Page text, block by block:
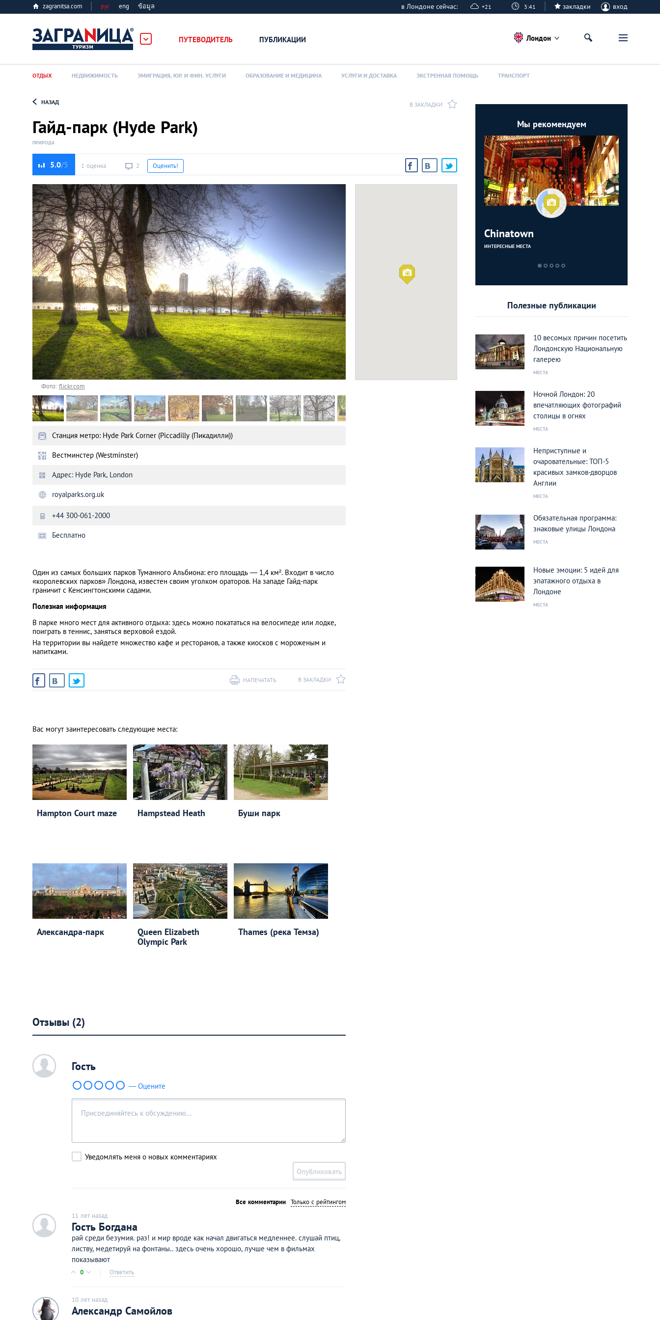
zagranitsa.com рус eng ข้อมูล в Лондоне сейчас: +21 3:41 закладки вход
ПУТЕВОДИТЕЛЬ ПУБЛИКАЦИИ
Алматы
Астана
Афины
Киев
Лондон
Лос-Анджелес
Москва
Паттайя
Пхукет
Loading...
Лондон
ОТДЫХ НЕДВИЖИМОСТЬ ЭМИГРАЦИЯ, ЮР. И ФИН. УСЛУГИ ОБРАЗОВАНИЕ И МЕДИЦИНА УСЛУГИ И ДОСТАВКА ЭКСТРЕННАЯ ПОМОЩЬ ТРАНСПОРТ
НАЗАД В ЗАКЛАДКИ
Гайд-парк (Hyde Park)
ПРИРОДА
5.0 1 оценка 2 Оценить!
Фото:flickr.com
Станция метро: Hyde Park Corner (Piccadilly (Пикадилли))
Вестминстер (Westminster)
Адрес: Hyde Park, London
royalparks.org.uk
+44 300-061-2000
Бесплатно
Один из самых больших парков Туманного Альбиона: его площадь ― 1,4 км². Входит в число
«королевских парков» Лондона, известен своим уголком ораторов. На западе Гайд-парк
граничит с Кенсингтонскими садами.
Полезная информация
В парке много мест для активного отдыха: здесь можно покататься на велосипеде или лодке,
поиграть в теннис, заняться верховой ездой.
На территории вы найдете множество кафе и ресторанов, а также киосков с мороженым и
напитками.
В ЗАКЛАДКИ
НАПЕЧАТАТЬ
Вас могут заинтересовать следующие места:
Hampton Court maze Hampstead Heath Буши парк
Александра-парк
Queen Elizabeth
Olympic Park
Thames (река Темза)
Мы рекомендуем
Chinatown
ИНТЕРЕСНЫЕ МЕСТА
Полезные публикации
10 весомых причин посетить
Лондонскую Национальную
галерею
МЕСТА
Ночной Лондон: 20
впечатляющих фотографий
столицы в огнях
МЕСТА
Неприступные и
очаровательные: ТОП-5
красивых замков-дворцов
Англии
МЕСТА
Обязательная программа:
знаковые улицы Лондона
МЕСТА
Новые эмоции: 5 идей для
эпатажного отдыха в
Лондоне
МЕСТА
Отзывы (2)
c Гость
— Оцените
Уведомлять меня о новых комментариях
Опубликовать
Все комментарии Только с рейтингом
c 11 лет назад
Гость Богдана
рай среди безумия. раз! и мир вроде как начал двигаться медленнее. слушай птиц,
листву, медетируй на фонтаны.. здесь очень хорошо, лучше чем в фильмах
показывают
0 Ответить
10 лет назад
Александр Самойлов